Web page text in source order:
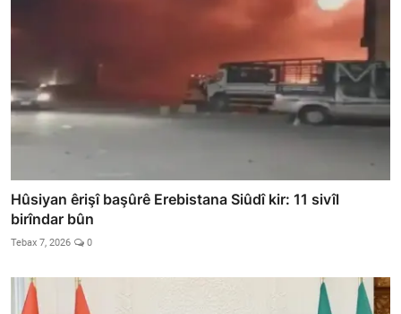
Hûsiyan êrişî başûrê Erebistana Siûdî kir: 11 sivîl
birîndar bûn
Tebax 7, 2026 0